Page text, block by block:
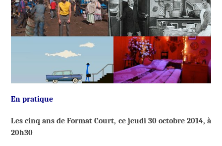
En pratique
Les cinq ans de Format Court, ce jeudi 30 octobre 2014, à
20h30